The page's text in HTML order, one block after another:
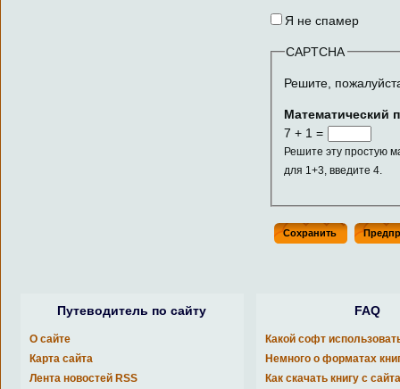
Я не спамер
CAPTCHA
Решите,
Математический
7 + 1 =
Решите эту простую
для 1+3, введите 4.
Путеводитель по сайту
О сайте
Карта сайта
Лента новостей RSS
FAQ
Какой софт
Немного о форматах
Как скачать книгу с